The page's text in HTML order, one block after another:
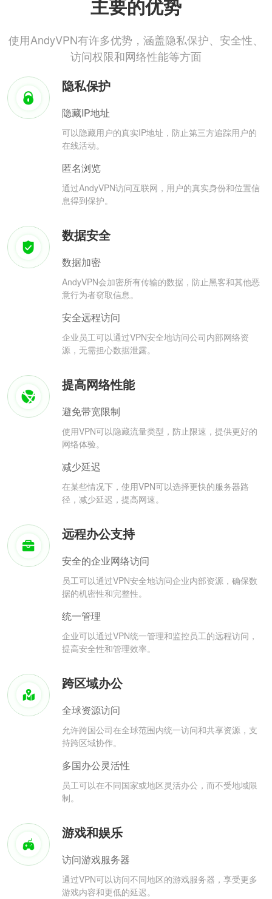
主要的优势
使用AndyVPN有许多优势，涵盖隐私保护、安全性、
访问权限和网络性能等方面
隐私保护
隐藏IP地址
可以隐藏用户的真实IP地址，防止第三方追踪用户的
在线活动。
匿名浏览
通过AndyVPN访问互联网，用户的真实身份和位置信
息得到保护。
数据安全
数据加密
AndyVPN会加密所有传输的数据，防止黑客和其他恶
意行为者窃取信息。
安全远程访问
企业员工可以通过VPN安全地访问公司内部网络资
源，无需担心数据泄露。
提高网络性能
避免带宽限制
使用VPN可以隐藏流量类型，防止限速，提供更好的
网络体验。
减少延迟
在某些情况下，使用VPN可以选择更快的服务器路
径，减少延迟，提高网速。
远程办公支持
安全的企业网络访问
员工可以通过VPN安全地访问企业内部资源，确保数
据的机密性和完整性。
统一管理
企业可以通过VPN统一管理和监控员工的远程访问，
提高安全性和管理效率。
跨区域办公
全球资源访问
允许跨国公司在全球范围内统一访问和共享资源，支
持跨区域协作。
多国办公灵活性
员工可以在不同国家或地区灵活办公，而不受地域限
制。
游戏和娱乐
访问游戏服务器
通过VPN可以访问不同地区的游戏服务器，享受更多
游戏内容和更低的延迟。